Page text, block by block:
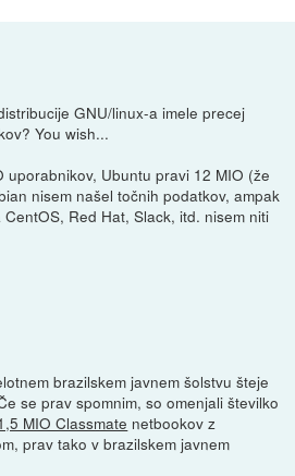
GNU/linux-a imele precej
You wish...
uporabnikov, Ubuntu pravi 12 MIO (že
nisem našel točnih podatkov, ampak
Red Hat, Slack, itd. nisem niti
brazilskem javnem šolstvu šteje
se prav spomnim, so omenjali številko
MIO Classmate netbookov z
prav tako v brazilskem javnem